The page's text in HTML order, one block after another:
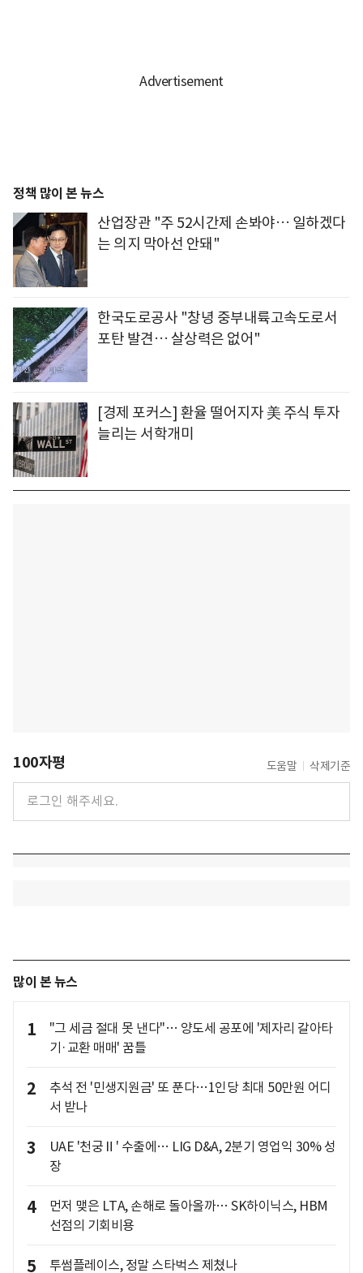
정책 많이 본 뉴스
산업장관 "주 52시간제 손봐야… 일하겠다
는 의지 막아선 안돼"
한국도로공사 "창녕 중부내륙고속도로서
포탄 발견… 살상력은 없어"
[경제 포커스] 환율 떨어지자 美 주식 투자
늘리는 서학개미
100자평 도움말 삭제기준
많이 본 뉴스
1
"그 세금 절대 못 낸다"… 양도세 공포에 '제자리 갈아타
기·교환 매매' 꿈틀
2
추석 전 '민생지원금' 또 푼다…1인당 최대 50만원 어디
서 받나
3
UAE '천궁Ⅱ' 수출에… LIG D&A, 2분기 영업익 30% 성
장
4
먼저 맺은 LTA, 손해로 돌아올까… SK하이닉스, HBM
선점의 기회비용
5 투썸플레이스, 정말 스타벅스 제쳤나